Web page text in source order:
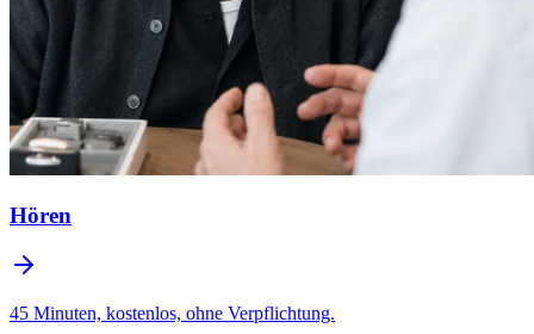
Hören
45 Minuten, kostenlos, ohne Verpflichtung.